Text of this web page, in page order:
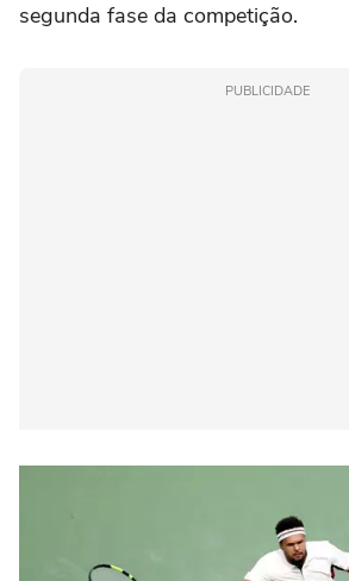
segunda fase da competição.
PUBLICIDADE